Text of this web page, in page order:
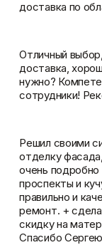
Топпинг
пол)
Показать
плёнки
Пленка
Пленка
Показать
доставка по
Отличный
доставка,
нужно?
сотрудники!
Решил своими
отделку
очень
проспекты и
правильно и
ремонт. +
скидку на
Спасибо